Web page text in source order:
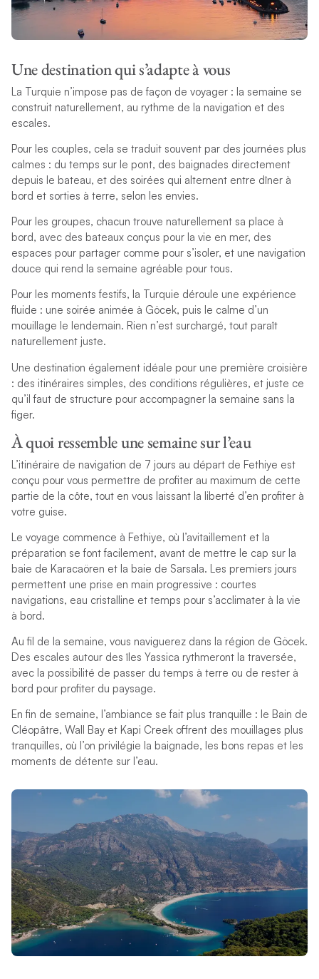
Une destination qui s’adapte à vous
La Turquie n’impose pas de façon de voyager : la semaine se
construit naturellement, au rythme de la navigation et des
escales.
Pour les couples, cela se traduit souvent par des journées plus
calmes : du temps sur le pont, des baignades directement
depuis le bateau, et des soirées qui alternent entre dîner à
bord et sorties à terre, selon les envies.
Pour les groupes, chacun trouve naturellement sa place à
bord, avec des bateaux conçus pour la vie en mer, des
espaces pour partager comme pour s’isoler, et une navigation
douce qui rend la semaine agréable pour tous.
Pour les moments festifs, la Turquie déroule une expérience
fluide : une soirée animée à Göcek, puis le calme d’un
mouillage le lendemain. Rien n’est surchargé, tout paraît
naturellement juste.
Une destination également idéale pour une première croisière
: des itinéraires simples, des conditions régulières, et juste ce
qu’il faut de structure pour accompagner la semaine sans la
figer.
À quoi ressemble une semaine sur l’eau
L’itinéraire de navigation de 7 jours au départ de Fethiye est
conçu pour vous permettre de profiter au maximum de cette
partie de la côte, tout en vous laissant la liberté d’en profiter à
votre guise.
Le voyage commence à Fethiye, où l’avitaillement et la
préparation se font facilement, avant de mettre le cap sur la
baie de Karacaören et la baie de Sarsala. Les premiers jours
permettent une prise en main progressive : courtes
navigations, eau cristalline et temps pour s’acclimater à la vie
à bord.
Au fil de la semaine, vous naviguerez dans la région de Göcek.
Des escales autour des îles Yassica rythmeront la traversée,
avec la possibilité de passer du temps à terre ou de rester à
bord pour profiter du paysage.
En fin de semaine, l’ambiance se fait plus tranquille : le Bain de
Cléopâtre, Wall Bay et Kapi Creek offrent des mouillages plus
tranquilles, où l’on privilégie la baignade, les bons repas et les
moments de détente sur l’eau.